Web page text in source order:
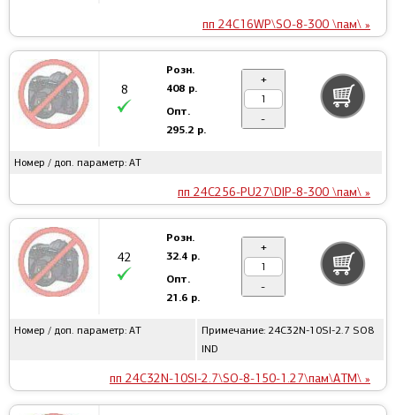
пп 24C16WP\SO-8-300 \пам\ »
Номер / доп. параметр: AT
пп 24C256-PU27\DIP-8-300 \пам\ »
8
Розн.
408 р.
Опт.
295.2 р.
+
-
Номер / доп. параметр: AT
Примечание: 24C32N-10SI-2.7 SO8
IND
пп 24C32N-10SI-2.7\SO-8-150-1.27\пам\ATM\ »
42
Розн.
32.4 р.
Опт.
21.6 р.
+
-